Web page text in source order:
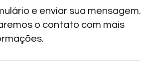
e enviar sua mensagem.
o contato com mais